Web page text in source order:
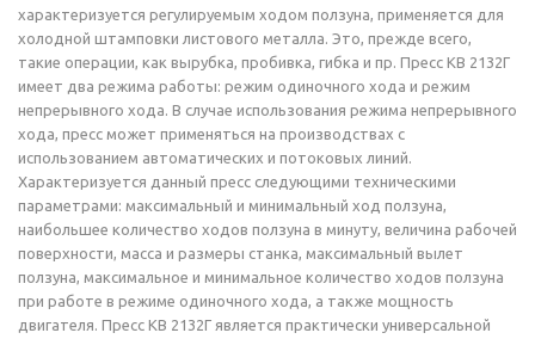
характеризуется регулируемым ходом ползуна, применяется для
холодной штамповки листового металла. Это, прежде всего,
такие операции, как вырубка, пробивка, гибка и пр. Пресс КВ 2132Г
имеет два режима работы: режим одиночного хода и режим
непрерывного хода. В случае использования режима непрерывного
хода, пресс может применяться на производствах с
использованием автоматических и потоковых линий.
Характеризуется данный пресс следующими техническими
параметрами: максимальный и минимальный ход ползуна,
наибольшее количество ходов ползуна в минуту, величина рабочей
поверхности, масса и размеры станка, максимальный вылет
ползуна, максимальное и минимальное количество ходов ползуна
при работе в режиме одиночного хода, а также мощность
двигателя. Пресс КВ 2132Г является практически универсальной